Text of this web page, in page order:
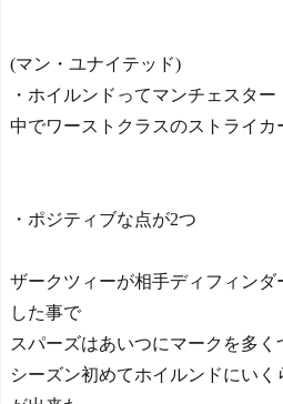
(マン・ユナイテッド)
・ホイルンドってマンチェスタ
中でワーストクラスのストライカ
・ポジティブな点が2つ
ザークツィーが相手ディフィンダ
した事で
スパーズはあいつにマークを多
シーズン初めてホイルンドにい